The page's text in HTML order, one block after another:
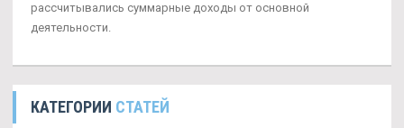
рассчитывались суммарные доходы от основной
деятельности.
КАТЕГОРИИ СТАТЕЙ